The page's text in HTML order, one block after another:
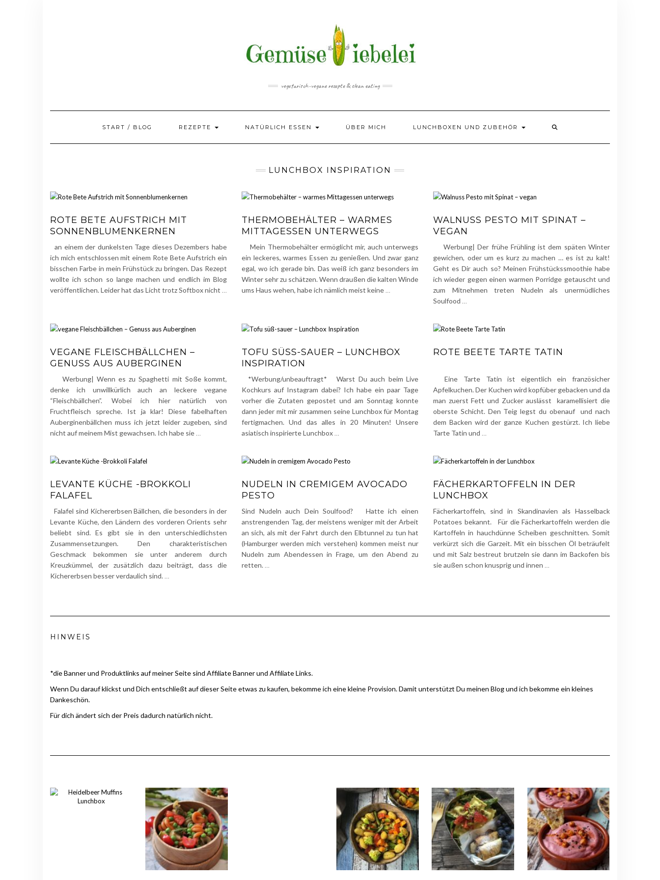
vegetarisch-vegane rezepte & clean eating
START / BLOG REZEPTE NATÜRLICH ESSEN ÜBER MICH LUNCHBOXEN UND ZUBEHÖR
LUNCHBOX INSPIRATION
ROTE BETE AUFSTRICH MIT
SONNENBLUMENKERNEN
an einem der dunkelsten Tage dieses Dezembers habe
ich mich entschlossen mit einem Rote Bete Aufstrich ein
bisschen Farbe in mein Frühstück zu bringen. Das Rezept
wollte ich schon so lange machen und endlich im Blog
veröffentlichen. Leider hat das Licht trotz Softbox nicht …
THERMOBEHÄLTER – WARMES
MITTAGESSEN UNTERWEGS
Mein Thermobehälter ermöglicht mir, auch unterwegs
ein leckeres, warmes Essen zu genießen. Und zwar ganz
egal, wo ich gerade bin. Das weiß ich ganz besonders im
Winter sehr zu schätzen. Wenn draußen die kalten Winde
ums Haus wehen, habe ich nämlich meist keine …
WALNUSS PESTO MIT SPINAT –
VEGAN
Werbung| Der frühe Frühling ist dem späten Winter
gewichen, oder um es kurz zu machen … es ist zu kalt!
Geht es Dir auch so? Meinen Frühstückssmoothie habe
ich wieder gegen einen warmen Porridge getauscht und
zum Mitnehmen treten Nudeln als unermüdliches
Soulfood …
VEGANE FLEISCHBÄLLCHEN –
GENUSS AUS AUBERGINEN
Werbung| Wenn es zu Spaghetti mit Soße kommt,
denke ich unwillkürlich auch an leckere vegane
“Fleischbällchen”. Wobei ich hier natürlich von
Fruchtfleisch spreche. Ist ja klar! Diese fabelhaften
Auberginenbällchen muss ich jetzt leider zugeben, sind
nicht auf meinem Mist gewachsen. Ich habe sie …
TOFU SÜSS-SAUER – LUNCHBOX I
NSPIRATION
*Werbung/unbeauftragt* Warst Du auch beim Live
Kochkurs auf Instagram dabei? Ich habe ein paar Tage
vorher die Zutaten gepostet und am Sonntag konnte
dann jeder mit mir zusammen seine Lunchbox für Montag
fertigmachen. Und das alles in 20 Minuten! Unsere
asiatisch inspirierte Lunchbox …
ROTE BEETE TARTE TATIN
Eine Tarte Tatin ist eigentlich ein französicher
Apfelkuchen. Der Kuchen wird kopfüber gebacken und da
man zuerst Fett und Zucker auslässt karamellisiert die
oberste Schicht. Den Teig legst du obenauf und nach
dem Backen wird der ganze Kuchen gestürzt. Ich liebe
Tarte Tatin und …
LEVANTE KÜCHE -BROKKOLI
FALAFEL
Falafel sind Kichererbsen Bällchen, die besonders in der
Levante Küche, den Ländern des vorderen Orients sehr
beliebt sind. Es gibt sie in den unterschiedlichsten
Zusammensetzungen. Den charakteristischen
Geschmack bekommen sie unter anderem durch
Kreuzkümmel, der zusätzlich dazu beiträgt, dass die
Kichererbsen besser verdaulich sind. …
NUDELN IN CREMIGEM AVOCADO
PESTO
Sind Nudeln auch Dein Soulfood? Hatte ich einen
anstrengenden Tag, der meistens weniger mit der Arbeit
an sich, als mit der Fahrt durch den Elbtunnel zu tun hat
(Hamburger werden mich verstehen) kommen meist nur
Nudeln zum Abendessen in Frage, um den Abend zu
retten. …
FÄCHERKARTOFFELN IN DER
LUNCHBOX
Fächerkartoffeln, sind in Skandinavien als Hasselback
Potatoes bekannt. Für die Fächerkartoffeln werden die
Kartoffeln in hauchdünne Scheiben geschnitten. Somit
verkürzt sich die Garzeit. Mit ein bisschen Öl beträufelt
und mit Salz bestreut brutzeln sie dann im Backofen bis
sie außen schon knusprig und innen …
HINWEIS
*die Banner und Produktlinks auf meiner Seite sind Affiliate Banner und Affiliate Links.
Wenn Du darauf klickst und Dich entschließt auf dieser Seite etwas zu kaufen, bekomme ich eine kleine Provision. Damit unterstützt Du meinen Blog und ich bekomme ein kleines
Dankeschön.
Für dich ändert sich der Preis dadurch natürlich nicht.